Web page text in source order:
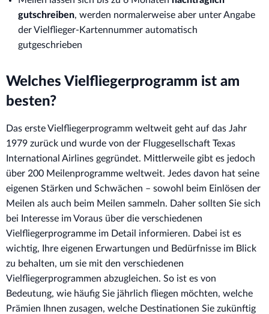
gutschreiben, werden normalerweise aber unter Angabe
der Vielflieger-Kartennummer automatisch
gutgeschrieben
Welches Vielfliegerprogramm ist am
besten?
Das erste Vielfliegerprogramm weltweit geht auf das Jahr
1979 zurück und wurde von der Fluggesellschaft Texas
International Airlines gegründet. Mittlerweile gibt es jedoch
über 200 Meilenprogramme weltweit. Jedes davon hat seine
eigenen Stärken und Schwächen – sowohl beim Einlösen der
Meilen als auch beim Meilen sammeln. Daher sollten Sie sich
bei Interesse im Voraus über die verschiedenen
Vielfliegerprogramme im Detail informieren. Dabei ist es
wichtig, Ihre eigenen Erwartungen und Bedürfnisse im Blick
zu behalten, um sie mit den verschiedenen
Vielfliegerprogrammen abzugleichen. So ist es von
Bedeutung, wie häufig Sie jährlich fliegen möchten, welche
Prämien Ihnen zusagen, welche Destinationen Sie zukünftig